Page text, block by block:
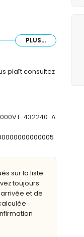
PLUS...
plaît consultez
432240-A
sur la liste
toujours
et de